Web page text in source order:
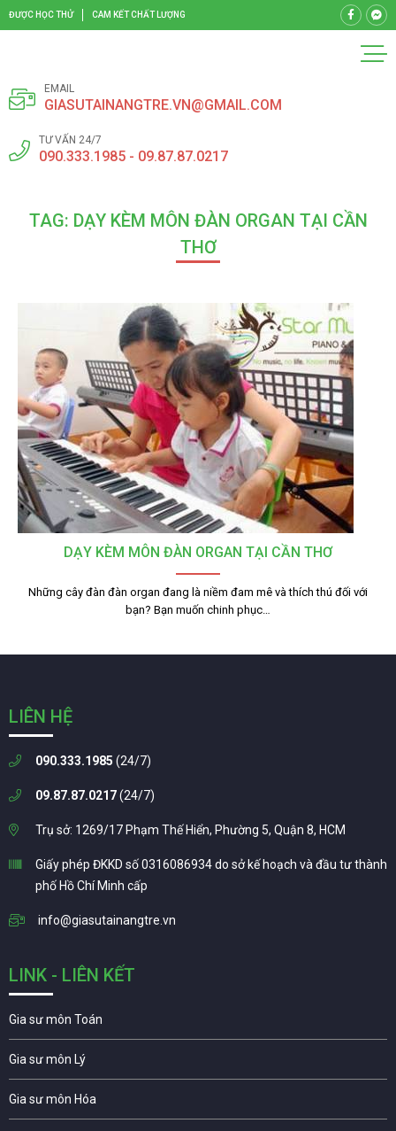
ĐƯỢC HỌC THỬ CAM KẾT CHẤT LƯỢNG
EMAIL
GIASUTAINANGTRE.VN@GMAIL.COM
TƯ VẤN 24/7
090.333.1985 - 09.87.87.0217
TAG: DẠY KÈM MÔN ĐÀN ORGAN TẠI CẦN
THƠ
DẠY KÈM MÔN ĐÀN ORGAN TẠI CẦN THƠ
Những cây đàn đàn organ đang là niềm đam mê và thích thú đối với
bạn? Bạn muốn chinh phục…
LIÊN HỆ
090.333.1985 (24/7)
09.87.87.0217(24/7)
Trụ sở: 1269/17 Phạm Thế Hiển, Phường 5, Quận 8, HCM
Giấy phép ĐKKD số 0316086934 do sở kế hoạch và đầu tư thành
phố Hồ Chí Minh cấp
info@giasutainangtre.vn
LINK - LIÊN KẾT
Gia sư môn Toán
Gia sư môn Lý
Gia sư môn Hóa